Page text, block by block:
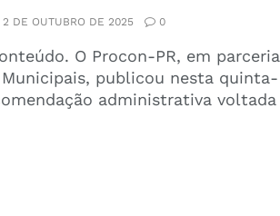
2 DE OUTUBRO DE 2025 0
O Procon-PR, em parceria
publicou nesta quinta-
administrativa voltada